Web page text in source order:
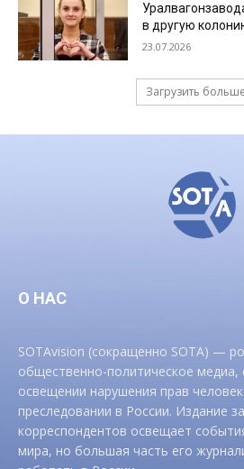
в другую
23.07.2026
Загрузить больше
О НАС
SOTAvision (сокращенно SOTA) —
общественно-политическое медиа,
освещении нарушения прав
преследовании в России. Издание
корреспондентов освещает
мира, но большая часть его